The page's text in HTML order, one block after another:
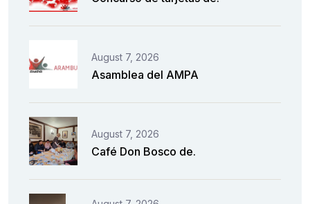
August 7, 2026
Asamblea del AMPA
August 7, 2026
Café Don Bosco de.